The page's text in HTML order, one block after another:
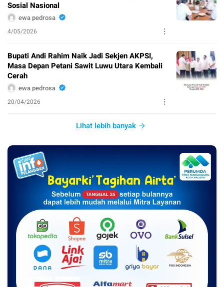
Sosial Nasional
ewa pedrosa
4/05/2026
Bupati Andi Rahim Naik Jadi Sekjen AKPSI,
Masa Depan Petani Sawit Luwu Utara Kembali
Cerah
ewa pedrosa
20/04/2026
Lihat lebih banyak